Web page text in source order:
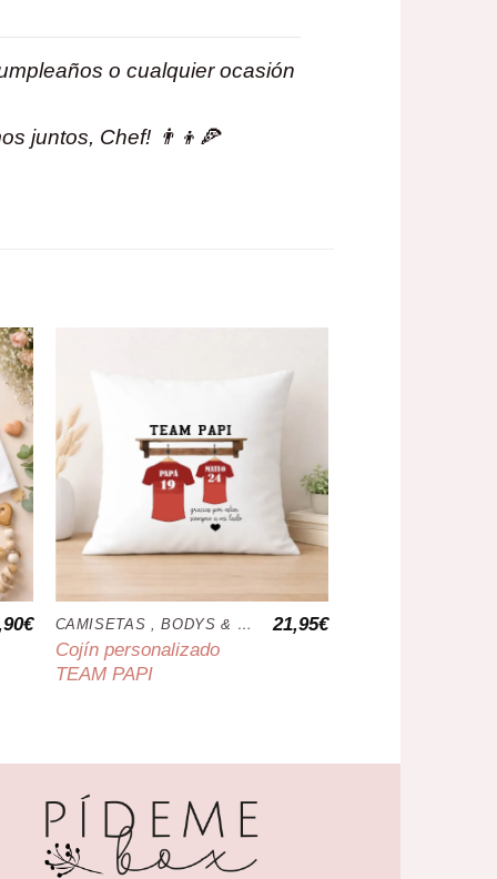
o cualquier ocasión
juntos, Chef! 👨‍👦🍕
€ CAMISETAS , BODYS & COJINES
Cojín personalizado
TEAM PAPI
21,95€